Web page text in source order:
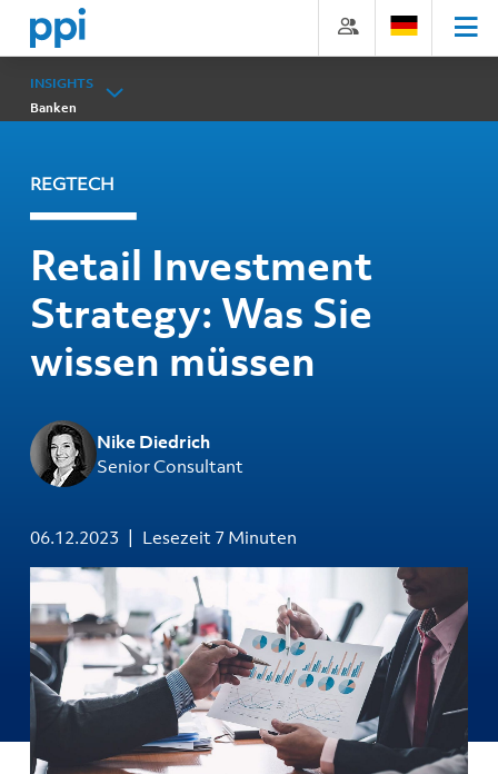
Inhalt
(Eingabetaste)
Hauptmenu
(Eingabetaste)
Suche
(Eingabetaste)
Footer
(Eingabetaste)
INSIGHTS
Banken
REGTECH
Retail Investment
Strategy: Was Sie
wissen müssen
Nike Diedrich
Senior Consultant
06.12.2023 Lesezeit 7 Minuten